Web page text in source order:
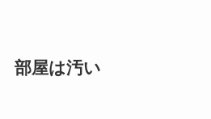
部屋は汚い